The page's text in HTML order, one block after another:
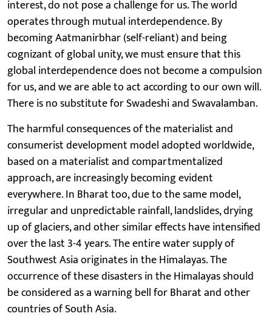
interest, do not pose a challenge for us. The world
operates through mutual interdependence. By
becoming Aatmanirbhar (self-reliant) and being
cognizant of global unity, we must ensure that this
global interdependence does not become a compulsion
for us, and we are able to act according to our own will.
There is no substitute for Swadeshi and Swavalamban.
The harmful consequences of the materialist and
consumerist development model adopted worldwide,
based on a materialist and compartmentalized
approach, are increasingly becoming evident
everywhere. In Bharat too, due to the same model,
irregular and unpredictable rainfall, landslides, drying
up of glaciers, and other similar effects have intensified
over the last 3-4 years. The entire water supply of
Southwest Asia originates in the Himalayas. The
occurrence of these disasters in the Himalayas should
be considered as a warning bell for Bharat and other
countries of South Asia.